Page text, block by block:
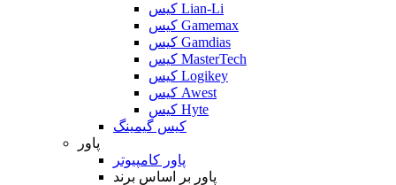
کیس Lian-Li
کیس Gamemax
کیس Gamdias
کیس MasterTech
کیس Logikey
کیس Awest
کیس Hyte
کیس گیمینگ
پاور
پاور کامپیوتر
پاور بر اساس برند